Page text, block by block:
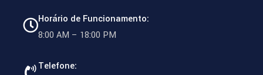
Horário de Funcionamento:
8:00 AM – 18:00 PM
Telefone: